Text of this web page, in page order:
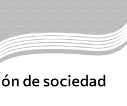
de sociedad